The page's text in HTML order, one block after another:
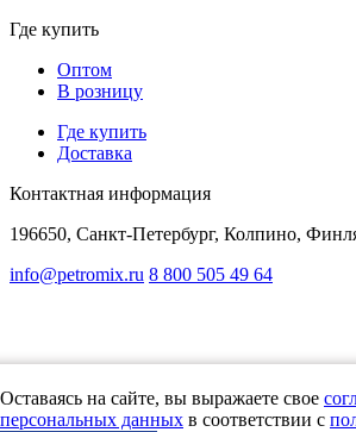
Оставаясь на сайте, вы выражаете свое
персональных данных в соответствии с
Где купить
Оптом
В розницу
Где купить
Доставка
Контактная информация
196650, Санкт-Петербург, Колпино,
info@petromix.ru 8 800 505 49 64
определяемой положениями Статьи 437(2)
Согласие на обработку
«Cookie» и метрические данные